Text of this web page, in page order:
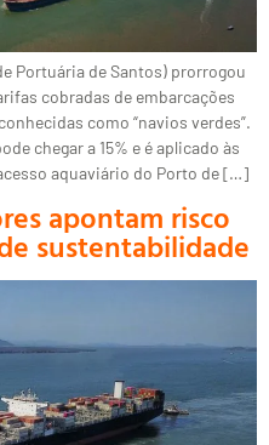
Portuária de Santos) prorrogou
cobradas de embarcações
como “navios verdes”.
chegar a 15% e é aplicado às
aquaviário do Porto de […]
apontam risco
sustentabilidade